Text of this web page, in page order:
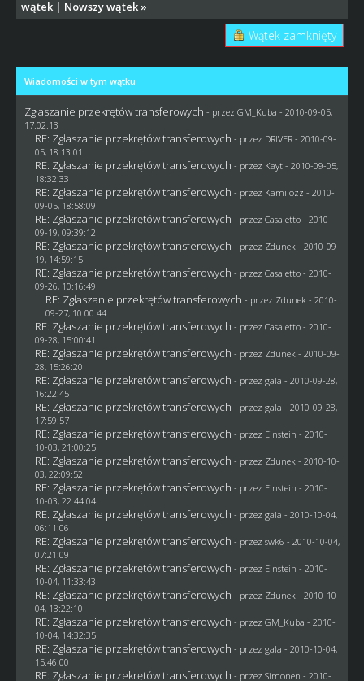
wątek| Nowszy wątek»
Wątek zamknięty
Wiadomości w tym wątku
Zgłaszanie przekrętów transferowych - przez GM_Kuba - 2010-09-05,
17:02:13
RE: Zgłaszanie przekrętów transferowych - przez DRIVER- 2010-09-
05, 18:13:01
RE: Zgłaszanie przekrętów transferowych - przez Kayt- 2010-09-05,
18:32:33
RE: Zgłaszanie przekrętów transferowych - przez Kamilozz - 2010-
09-05, 18:58:09
RE: Zgłaszanie przekrętów transferowych - przez Casaletto- 2010-
09-19, 09:39:12
RE: Zgłaszanie przekrętów transferowych - przez Zdunek - 2010-09-
19, 14:59:15
RE: Zgłaszanie przekrętów transferowych - przez Casaletto- 2010-
09-26, 10:16:49
RE: Zgłaszanie przekrętów transferowych - przez Zdunek - 2010-
09-27, 10:00:44
RE: Zgłaszanie przekrętów transferowych - przez Casaletto- 2010-
09-28, 15:00:41
RE: Zgłaszanie przekrętów transferowych - przez Zdunek - 2010-09-
28, 15:26:20
RE: Zgłaszanie przekrętów transferowych - przez gala - 2010-09-28,
16:22:45
RE: Zgłaszanie przekrętów transferowych - przez gala - 2010-09-28,
17:59:57
RE: Zgłaszanie przekrętów transferowych - przez Einstein - 2010-
10-03, 21:00:25
RE: Zgłaszanie przekrętów transferowych - przez Zdunek - 2010-10-
03, 22:09:52
RE: Zgłaszanie przekrętów transferowych - przez Einstein - 2010-
10-03, 22:44:04
RE: Zgłaszanie przekrętów transferowych - przez gala - 2010-10-04,
06:11:06
RE: Zgłaszanie przekrętów transferowych - przez swk6 - 2010-10-04,
07:21:09
RE: Zgłaszanie przekrętów transferowych - przez Einstein - 2010-
10-04, 11:33:43
RE: Zgłaszanie przekrętów transferowych - przez Zdunek - 2010-10-
04, 13:22:10
RE: Zgłaszanie przekrętów transferowych - przez GM_Kuba - 2010-
10-04, 14:32:35
RE: Zgłaszanie przekrętów transferowych - przez gala - 2010-10-04,
15:46:00
RE: Zgłaszanie przekrętów transferowych - przez Simonen - 2010-